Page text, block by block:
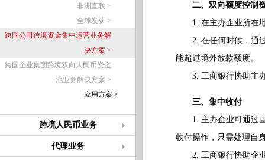
非洲直联 >
全球发薪 >
跨国公司跨境资金集中运营业务解
决方案 >
跨国企业集团跨境双向人民币资金
池业务解决方案 >
应用方案 >
跨境人民币业务
代理业务
二、双向额度控制
1. 在主办企业所在地
2. 在任何时候，通过
能超过境外放款额度。
3. 工商银行协助主办
三、集中收付
1. 主办企业可通过国
收付操作，只需处理自
2. 工商银行协助企业